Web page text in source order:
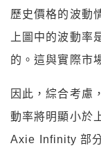
歷史價格的波動
上圖中的波動率
的。這與實際市
因此，綜合考慮
動率將明顯小於
Axie Infinity 部